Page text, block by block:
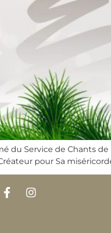
du Service de Chants
pour Sa